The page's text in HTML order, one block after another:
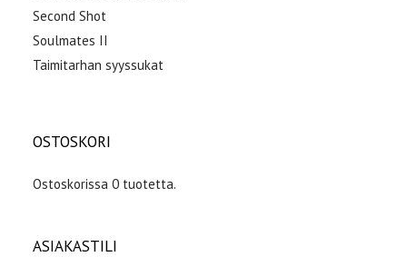
Second Shot
Soulmates II
Taimitarhan syyssukat
OSTOSKORI
Ostoskorissa 0 tuotetta.
ASIAKASTILI